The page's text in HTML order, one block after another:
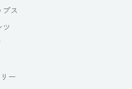
プス
ツ
ー